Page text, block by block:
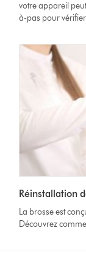
vidéo
votre appareil
à-pas pour
Transcript
Afficher
la
transcription
de
la
vidéo
Réinstallation
La brosse est
Découvrez